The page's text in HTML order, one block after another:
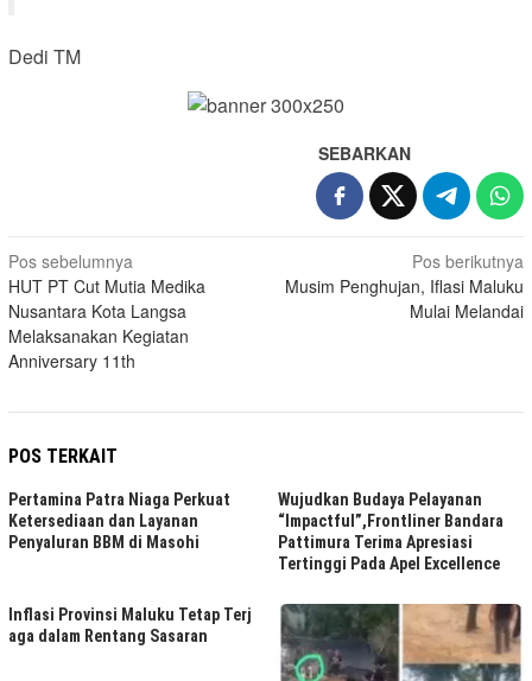
Dedi TM
SEBARKAN
Navigasi
pos
Pos sebelumnya
HUT PT Cut Mutia Medika
Nusantara Kota Langsa
Melaksanakan Kegiatan
Anniversary 11th
Pos berikutnya
Musim Penghujan, Iflasi Maluku
Mulai Melandai
POS TERKAIT
Pertamina Patra Niaga Perkuat
Ketersediaan dan Layanan
Penyaluran BBM di Masohi
Wujudkan Budaya Pelayanan
“Impactful”,Frontliner Bandara
Pattimura Terima Apresiasi
Tertinggi Pada Apel Excellence
Inflasi Provinsi Maluku Tetap Terj
aga dalam Rentang Sasaran